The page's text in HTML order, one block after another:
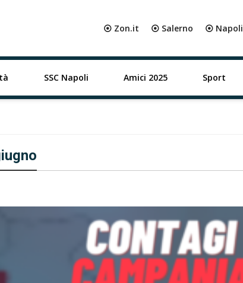
⦿ Zon.it ⦿ Salerno ⦿ Napoli
SSC Napoli Amici 2025 Sport